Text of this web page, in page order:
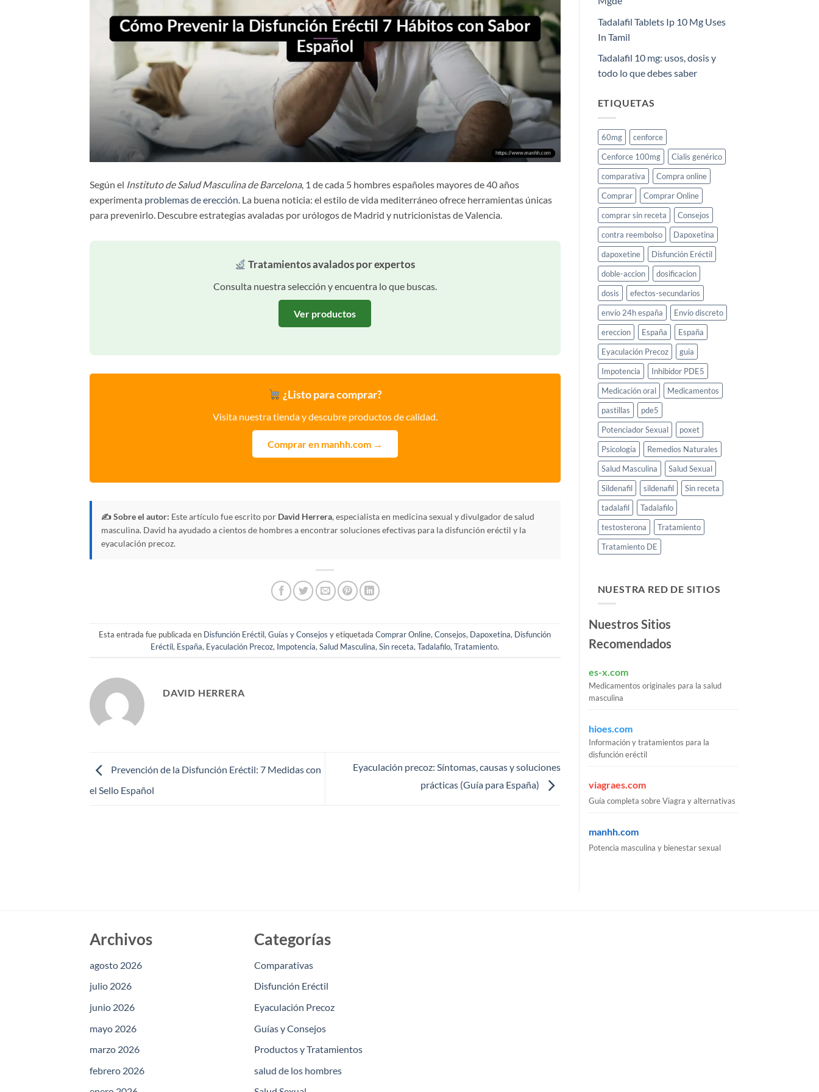
Según el Instituto de Salud Masculina de Barcelona, 1 de cada 5 hombres españoles mayores de 40 años
experimenta problemas de erección. La buena noticia: el estilo de vida mediterráneo ofrece herramientas únicas
para prevenirlo. Descubre estrategias avaladas por urólogos de Madrid y nutricionistas de Valencia.
Tratamientos avalados por expertos
Consulta nuestra selección y encuentra lo que buscas.
Ver productos
¿Listo para comprar?
Visita nuestra tienda y descubre productos de calidad.
Comprar en manhh.com →
✍️ Sobre el autor: Este artículo fue escrito por David Herrera, especialista en medicina sexual y divulgador de salud
masculina. David ha ayudado a cientos de hombres a encontrar soluciones efectivas para la disfunción eréctil y la
eyaculación precoz.
Esta entrada fue publicada en Disfunción Eréctil,Guías y Consejos y etiquetadaComprar Online,Consejos, Dapoxetina, Disfunción
Eréctil, España, Eyaculación Precoz, Impotencia,Salud Masculina,Sin receta,Tadalafilo,Tratamiento.
DAVID HERRERA
Prevención de la Disfunción Eréctil: 7 Medidas con
el Sello Español
Eyaculación precoz: Síntomas, causas y soluciones
prácticas (Guía para España)
Tadalafil Tablets Ip 10 Mg Uses
In Tamil
Tadalafil 10 mg: usos, dosis y
todo lo que debes saber
ETIQUETAS
60mg
cenforce
Cenforce 100mg
Cialis genérico
comparativa
Compra online
Comprar
Comprar Online
comprar sin receta
Consejos
contra reembolso
Dapoxetina
dapoxetine
Disfunción Eréctil
doble-accion
dosificacion
dosis
efectos-secundarios
envío 24h españa
Envío discreto
ereccion
España
España
Eyaculación Precoz
guia
Impotencia
Inhibidor PDE5
Medicación oral
Medicamentos
pastillas
pde5
Potenciador Sexual
poxet
Psicología
Remedios Naturales
Salud Masculina
Salud Sexual
Sildenafil
sildenafil
Sin receta
tadalafil
Tadalafilo
testosterona
Tratamiento
Tratamiento DE
NUESTRA RED DE SITIOS
Nuestros Sitios
Recomendados
es-x.com
Medicamentos originales para la salud
masculina
hioes.com
Información y tratamientos para la
disfunción eréctil
viagraes.com
Guía completa sobre Viagra y alternativas
manhh.com
Potencia masculina y bienestar sexual
Archivos
agosto 2026
julio 2026
junio 2026
mayo 2026
marzo 2026
febrero 2026
Categorías
Comparativas
Disfunción Eréctil
Eyaculación Precoz
Guías y Consejos
Productos y Tratamientos
salud de los hombres